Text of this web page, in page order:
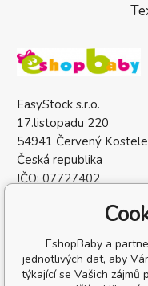
EasyStock s.r.o.
17.listopadu 220
54941 Červený
Česká republika
IČO: 07727402
EshopBaby a
jednotlivých dat, aby
týkající se Vašich zájmů